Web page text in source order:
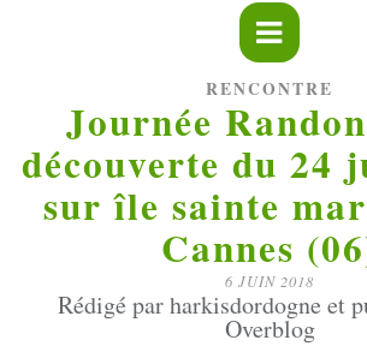
RENCONTRE
Journée
découverte du 24
sur île sainte
Cannes
6 JUIN 2018
Rédigé par harkisdordogne et
Overblog